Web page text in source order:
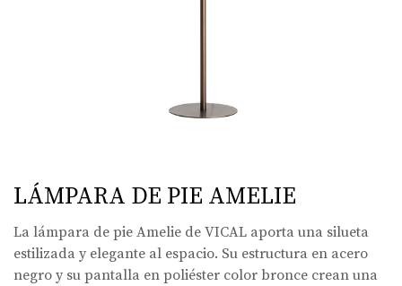
LÁMPARA DE PIE AMELIE
La lámpara de pie Amelie de VICAL aporta una silueta
estilizada y elegante al espacio. Su estructura en acero
negro y su pantalla en poliéster color bronce crean una